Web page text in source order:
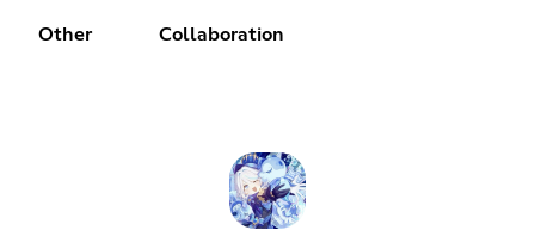
Other Collaboration